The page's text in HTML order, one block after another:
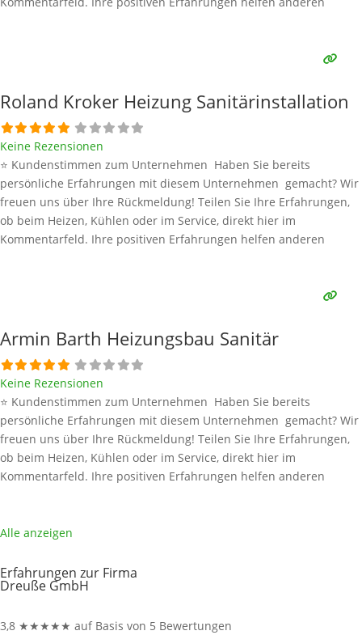
Roland Kroker Heizung Sanitärinstallation
Keine Rezensionen
⭐ Kundenstimmen zum Unternehmen Haben Sie bereits
persönliche Erfahrungen mit diesem Unternehmen gemacht? Wir
freuen uns über Ihre Rückmeldung! Teilen Sie Ihre Erfahrungen,
ob beim Heizen, Kühlen oder im Service, direkt hier im
Kommentarfeld. Ihre positiven Erfahrungen helfen anderen
Armin Barth Heizungsbau Sanitär
Keine Rezensionen
⭐ Kundenstimmen zum Unternehmen Haben Sie bereits
persönliche Erfahrungen mit diesem Unternehmen gemacht? Wir
freuen uns über Ihre Rückmeldung! Teilen Sie Ihre Erfahrungen,
ob beim Heizen, Kühlen oder im Service, direkt hier im
Kommentarfeld. Ihre positiven Erfahrungen helfen anderen
und bleibenWeiterlesen …
Alle anzeigen
Erfahrungen zur Firma
Dreuße GmbH
3,8 ★★★★★ auf Basis von 5 Bewertungen